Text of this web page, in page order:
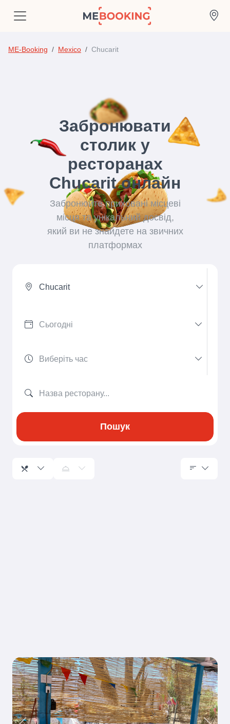
ME-Booking Mexico Chucarit
Забронювати
столик у
ресторанах
Chucarit онлайн
Забронюйте приховані місцеві
місця та унікальний досвід,
який ви не знайдете на звичних
платформах
Chucarit
Пошук